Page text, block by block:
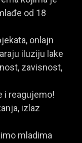
od 18
onlajn
iluziju lake
zavisnost,
i reagujemo!
izlaz
mladima